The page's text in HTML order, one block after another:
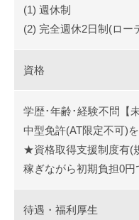
(1) 週休制
(2) 完全週休2日制(ロー
資格
学歴･年齢･経験不問【
中型免許(AT限定不可)
★資格取得支援制度有(
稼ぎながら初期負担0円
待遇・福利厚生